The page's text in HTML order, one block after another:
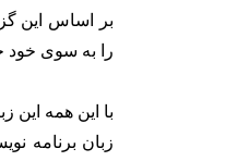
را به سوی خود
با این همه این زبان از